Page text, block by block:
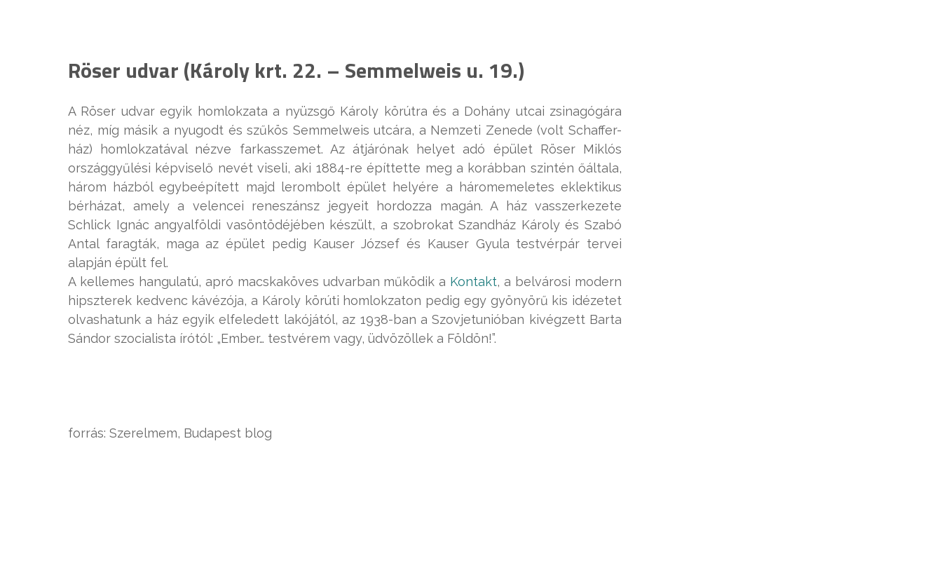
Röser udvar (Károly krt. 22. – Semmelweis u. 19.)
A Röser udvar egyik homlokzata a nyüzsgő Károly körútra és a Dohány utcai zsinagógára
néz, míg másik a nyugodt és szűkös Semmelweis utcára, a Nemzeti Zenede (volt Schaffer-
ház) homlokzatával nézve farkasszemet. Az átjárónak helyet adó épület Röser Miklós
országgyűlési képviselő nevét viseli, aki 1884-re építtette meg a korábban szintén őáltala,
három házból egybeépített majd lerombolt épület helyére a háromemeletes eklektikus
bérházat, amely a velencei reneszánsz jegyeit hordozza magán. A ház vasszerkezete
Schlick Ignác angyalföldi vasöntödéjében készült, a szobrokat Szandház Károly és Szabó
Antal faragták, maga az épület pedig Kauser József és Kauser Gyula testvérpár tervei
alapján épült fel.
A kellemes hangulatú, apró macskaköves udvarban működik a Kontakt, a belvárosi modern
hipszterek kedvenc kávézója, a Károly körúti homlokzaton pedig egy gyönyörű kis idézetet
olvashatunk a ház egyik elfeledett lakójától, az 1938-ban a Szovjetunióban kivégzett Barta
Sándor szocialista írótól: „Ember… testvérem vagy, üdvözöllek a Földön!”.
forrás: Szerelmem, Budapest blog